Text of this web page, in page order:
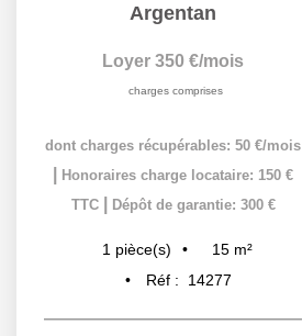
Argentan
Loyer 350 €/mois
charges comprises
dont charges récupérables: 50 €/mois
Honoraires charge locataire: 150 €
TTC
Dépôt de garantie: 300 €
1 pièce(s) 15 m²
Réf :
14277